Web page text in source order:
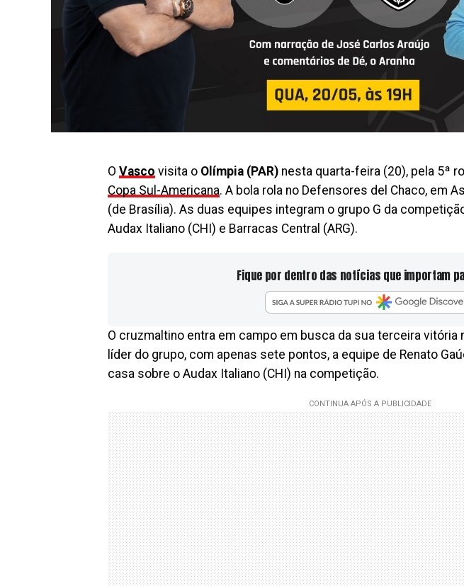
O Vasco visita o Olímpia (PAR) nesta quarta-feira (20), pela 5ª
Copa Sul-Americana. A bola rola no Defensores del Chaco, em
(de Brasília). As duas equipes integram o grupo G da
Audax Italiano (CHI) e Barracas Central (ARG).
Fique por dentro das notícias que importam
O cruzmaltino entra em campo em busca da sua terceira vitória
líder do grupo, com apenas sete pontos, a equipe de Renato
casa sobre o Audax Italiano (CHI) na competição.